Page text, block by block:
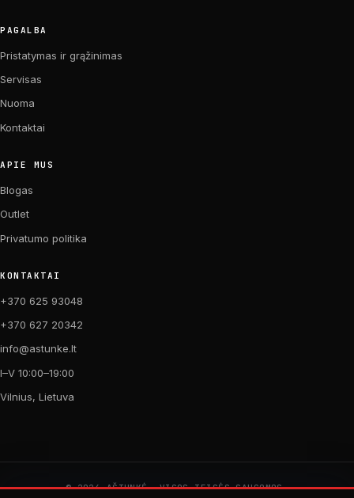
PAGALBA
Pristatymas ir grąžinimas
Servisas
Nuoma
Kontaktai
APIE MUS
Blogas
Outlet
Privatumo politika
KONTAKTAI
+370 625 93048
+370 627 20342
info@astunke.lt
I–V 10:00–19:00
Vilnius, Lietuva
© 2026 AŠTUNKĖ. VISOS TEISĖS SAUGOMOS.